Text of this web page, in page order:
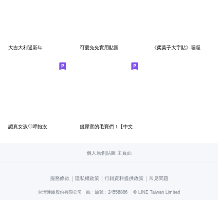
大吉大利過新年 可愛兔兔實用貼圖 《柔菓子大字貼》喔喔
認真女孩♡呷飽沒
個人原創貼圖 主頁面
服務條款 | 隱私權政策 | 行銷資料提供政策 | 常見問題
台灣連線股份有限公司 統一編號：24556886 © LINE Taiwan Limited